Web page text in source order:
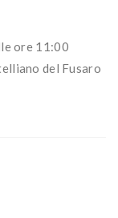
ore 11:00
del Fusaro